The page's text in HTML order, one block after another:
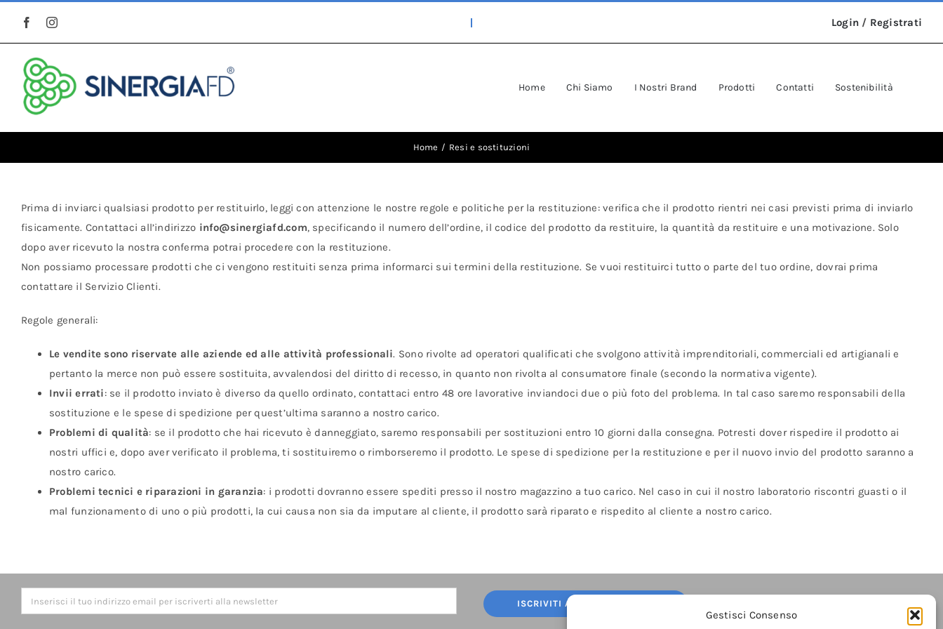
Gestisci Consenso
Login / Registrati
Home Chi Siamo I Nostri Brand Prodotti Contatti Sostenibilità
Home Resi e sostituzioni
Prima di inviarci qualsiasi prodotto per restituirlo, leggi con attenzione le nostre regole e politiche per la restituzione: verifica che il prodotto rientri nei casi previsti prima di inviarlo
fisicamente. Contattaci all’indirizzo info@sinergiafd.com, specificando il numero dell’ordine, il codice del prodotto da restituire, la quantità da restituire e una motivazione. Solo
dopo aver ricevuto la nostra conferma potrai procedere con la restituzione.
Non possiamo processare prodotti che ci vengono restituiti senza prima informarci sui termini della restituzione. Se vuoi restituirci tutto o parte del tuo ordine, dovrai prima
contattare il Servizio Clienti.
Regole generali:
Le vendite sono riservate alle aziende ed alle attività professionali. Sono rivolte ad operatori qualificati che svolgono attività imprenditoriali, commerciali ed artigianali e
pertanto la merce non può essere sostituita, avvalendosi del diritto di recesso, in quanto non rivolta al consumatore finale (secondo la normativa vigente).
Invii errati: se il prodotto inviato è diverso da quello ordinato, contattaci entro 48 ore lavorative inviandoci due o più foto del problema. In tal caso saremo responsabili della
sostituzione e le spese di spedizione per quest’ultima saranno a nostro carico.
Problemi di qualità: se il prodotto che hai ricevuto è danneggiato, saremo responsabili per sostituzioni entro 10 giorni dalla consegna. Potresti dover rispedire il prodotto ai
nostri uffici e, dopo aver verificato il problema, ti sostituiremo o rimborseremo il prodotto. Le spese di spedizione per la restituzione e per il nuovo invio del prodotto saranno a
nostro carico.
Problemi tecnici e riparazioni in garanzia: i prodotti dovranno essere spediti presso il nostro magazzino a tuo carico. Nel caso in cui il nostro laboratorio riscontri guasti o il
mal funzionamento di uno o più prodotti, la cui causa non sia da imputare al cliente, il prodotto sarà riparato e rispedito al cliente a nostro carico.
ISCRIVITI ALLA NEWSLETTER